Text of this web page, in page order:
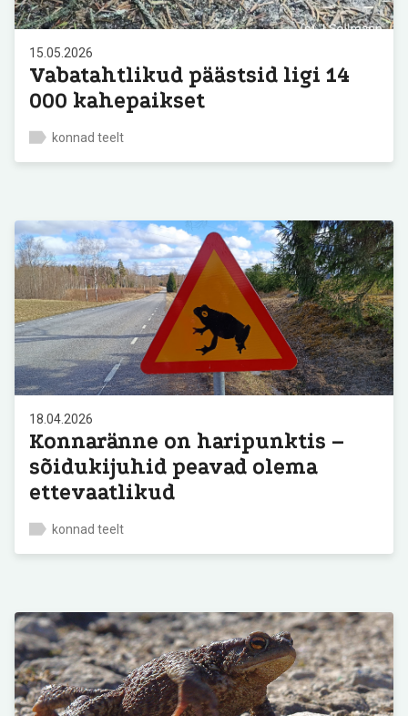
15.05.2026
Vabatahtlikud päästsid ligi 14
000 kahepaikset
konnad teelt
18.04.2026
Konnaränne on haripunktis –
sõidukijuhid peavad olema
ettevaatlikud
konnad teelt